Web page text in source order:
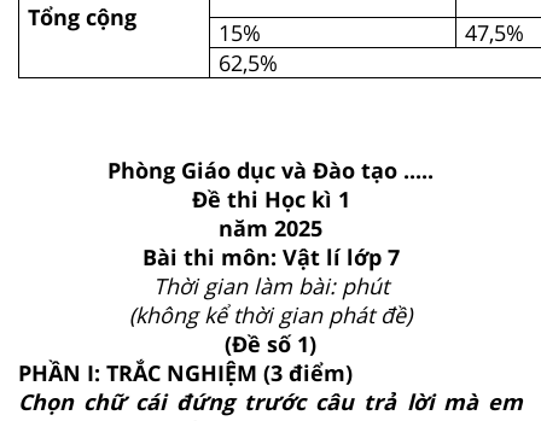
Tổng cộng
15%
47,5%
62,5%
Phòng Giáo dục và Đào tạo .....
Đề thi Học kì 1
năm 2025
Bài thi môn: Vật lí lớp 7
Thời gian làm bài: phút
(không kể thời gian phát đề)
(Đề số 1)
PHẦN I: TRẮC NGHIỆM (3 điểm)
Chọn chữ cái đứng trước câu trả lời mà em